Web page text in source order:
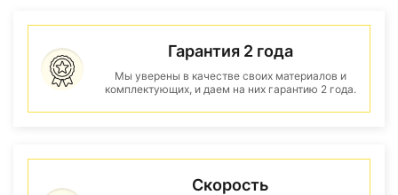
Гарантия 2 года
Мы уверены в качестве своих материалов и
комплектующих, и даем на них гарантию 2 года.
Скорость